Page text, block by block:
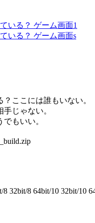
ここには誰もいない。
じゃない。
もいい。
8 32bit/8 64bit/10 32bit/10